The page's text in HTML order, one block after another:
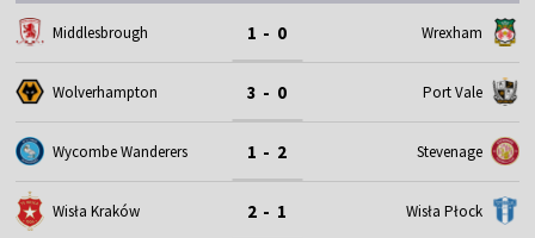
Middlesbrough 1 - 0 Wrexham
Wolverhampton 3 - 0 Port Vale
Wycombe Wanderers 1 - 2 Stevenage
Wisła Kraków 2 - 1 Wisła Płock